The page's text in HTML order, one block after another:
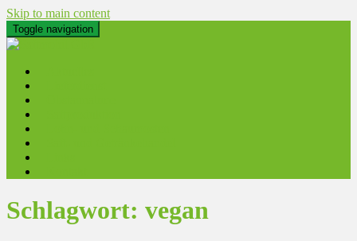
Skip to main content
Toggle navigation
Schlagwort: vegan